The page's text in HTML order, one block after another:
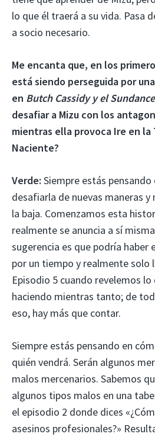
lo que él traerá a su vida. Pasa
a socio necesario.
Me encanta que, en los
está siendo perseguida por
en Butch Cassidy y el
desafiar a Mizu con los
mientras ella provoca Ire en la
Naciente?
Verde: Siempre estás
desafiarla de nuevas maneras
la baja. Comenzamos esta
realmente se anuncia a sí
sugerencia es que podría haber
por un tiempo y realmente solo
Episodio 5 cuando revelemos
haciendo mientras tanto; de
eso, hay más que contar.
Siempre estás pensando en
quién vendrá. Serán algunos
malos mercenarios. Sabemos
algunos tipos malos en una
el episodio 2 donde dices
asesinos profesionales?»